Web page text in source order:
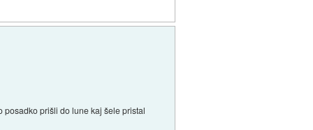
posadko prišli do lune kaj šele pristal